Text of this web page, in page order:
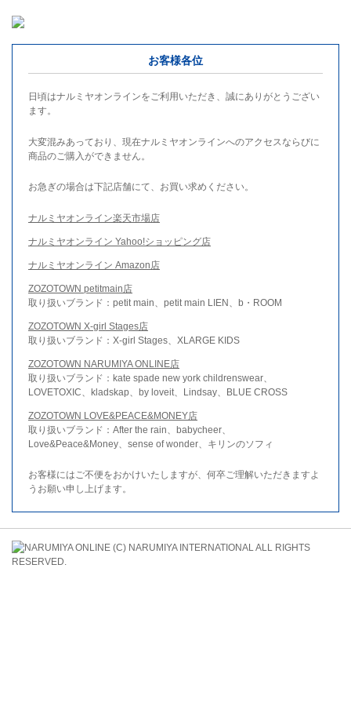
お客様各位
日頃はナルミヤオンラインをご利用いただき、誠にありがとうござい
ます。
大変混みあっており、現在ナルミヤオンラインへのアクセスならびに
商品のご購入ができません。
お急ぎの場合は下記店舗にて、お買い求めください。
ナルミヤオンライン楽天市場店
ナルミヤオンライン Yahoo!ショッピング店
ナルミヤオンライン Amazon店
ZOZOTOWN petitmain店
取り扱いブランド：petit main、petit main LIEN、b・ROOM
ZOZOTOWN X-girl Stages店
取り扱いブランド：X-girl Stages、XLARGE KIDS
ZOZOTOWN NARUMIYA ONLINE店
取り扱いブランド：kate spade new york childrenswear、
LOVETOXIC、kladskap、by loveit、Lindsay、BLUE CROSS
ZOZOTOWN LOVE&PEACE&MONEY店
取り扱いブランド：After the rain、babycheer、
Love&Peace&Money、sense of wonder、キリンのソフィ
お客様にはご不便をおかけいたしますが、何卒ご理解いただきますよ
うお願い申し上げます。